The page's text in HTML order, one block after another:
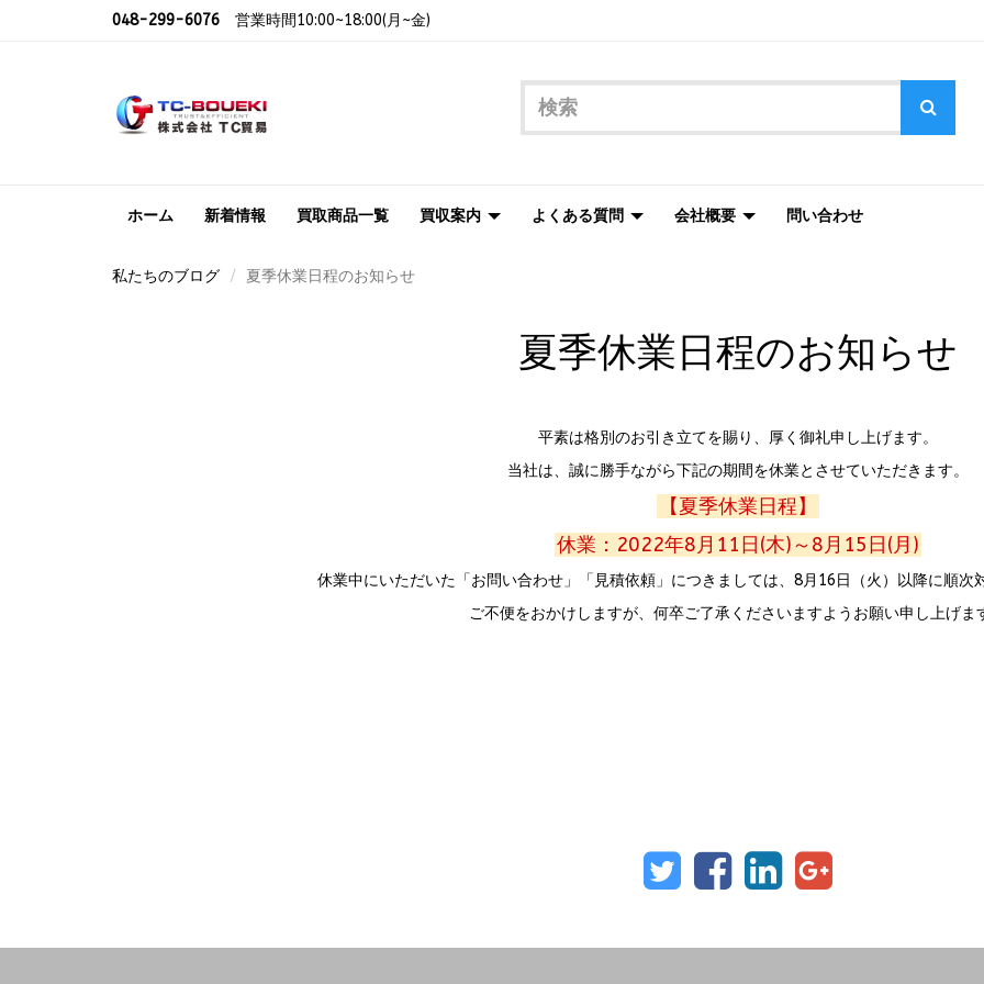
048-299-6076 営業時間10:00~18:00(月~金)
ホーム 新着情報 買取商品一覧 買収案内 よくある質問 会社概要 問い合わせ
私たちのブログ 夏季休業日程のお知らせ
夏季休業日程のお知らせ
平素は格別のお引き立てを賜り、厚く御礼申し上げます。
当社は、誠に勝手ながら下記の期間を休業とさせていただきます。
【夏季休業日程】
休業：2022年8月11日(木)～8月15日(月)
休業中にいただいた「お問い合わせ」「見積依頼」につきましては、8月16日（火）以降に順次
ご不便をおかけしますが、何卒ご了承くださいますようお願い申し上げま